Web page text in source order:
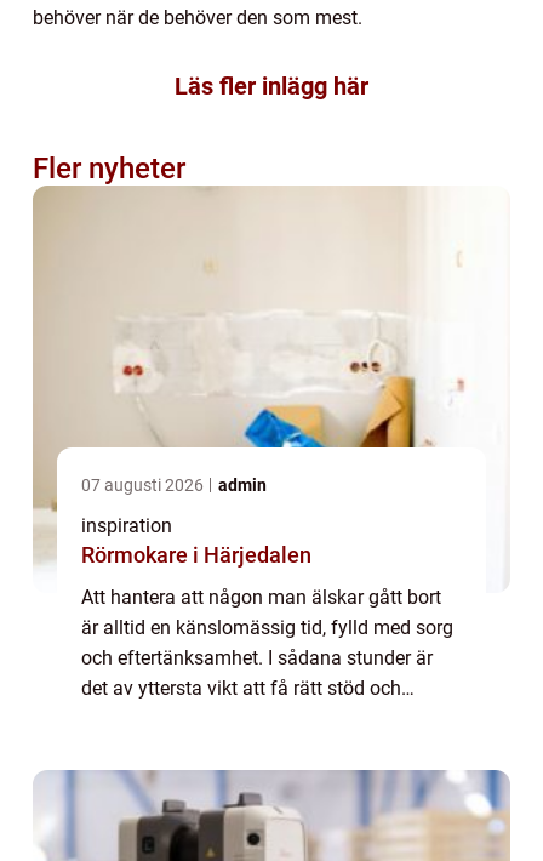
behöver när de behöver den som mest.
Läs fler inlägg här
Fler nyheter
07 augusti 2026 admin
inspiration
Rörmokare i Härjedalen
Att hantera att någon man älskar gått bort
är alltid en känslomässig tid, fylld med sorg
och eftertänksamhet. I sådana stunder är
det av yttersta vikt att få rätt stöd och